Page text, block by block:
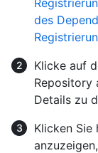
des
Klicke auf
Repository
Details zu
Klicken Sie